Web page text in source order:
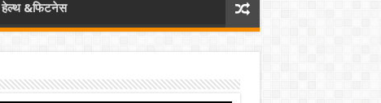
हेल्थ &फिटनेस